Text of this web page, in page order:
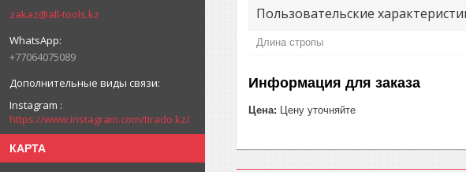
zakaz@all-tools.kz
+77064075089
Instagram
https://www.instagram.com/tirado.kz/
КАРТА
Пользовательские
Длина стропы
Информация для заказа
Цена: Цену уточняйте